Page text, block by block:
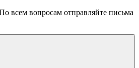
всем вопросам отправляйте письма